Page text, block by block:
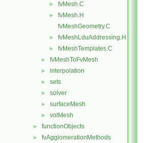
► fvMesh.C
►
fvMesh.H
fvMeshGeometry.C
► fvMeshLduAddressing.H
► fvMeshTemplates.C
► fvMeshToFvMesh
► interpolation
► sets
► solver
► surfaceMesh
► volMesh
► functionObjects
► fvAgglomerationMethods